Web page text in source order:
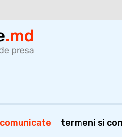
comunicate termeni si